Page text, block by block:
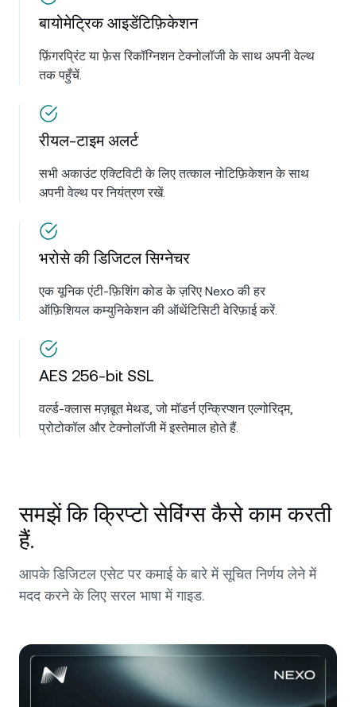
बायोमेट्रिक आइडेंटिफ़िकेशन
फ़िंगरप्रिंट या फ़ेस रिकॉग्निशन टेक्नोलॉजी के साथ अपनी वेल्थ
तक पहुँचें.
रीयल-टाइम अलर्ट
सभी अकाउंट एक्टिविटी के लिए तत्काल नोटिफ़िकेशन के साथ
अपनी वेल्थ पर नियंत्रण रखें.
भरोसे की डिजिटल सिग्नेचर
एक यूनिक एंटी-फ़िशिंग कोड के ज़रिए Nexo की हर
ऑफ़िशियल कम्युनिकेशन की ऑथेंटिसिटी वेरिफ़ाई करें.
AES 256-bit SSL
वर्ल्ड-क्लास मज़बूत मेथड, जो मॉडर्न एन्क्रिप्शन एल्गोरिद्म,
प्रोटोकॉल और टेक्नोलॉजी में इस्तेमाल होते हैं.
समझें कि क्रिप्टो सेविंग्स कैसे काम करती
हैं.
आपके डिजिटल एसेट पर कमाई के बारे में सूचित निर्णय लेने में
मदद करने के लिए सरल भाषा में गाइड.